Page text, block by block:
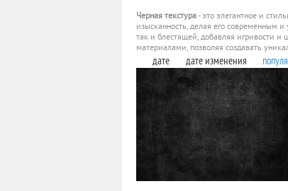
Черная текстура- это элегантное и
изысканность, делая его современным
так и блестящей, добавляя игривости и
материалами, позволяя создавать
дате дате изменения